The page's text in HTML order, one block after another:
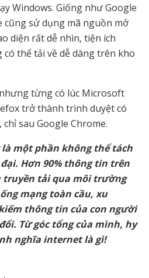
Windows. Giống như Google
cũng sử dụng mã nguồn mở
diện rất dễ nhìn, tiện ích
thể tải về dễ dàng trên kho
từng có lúc Microsoft
trở thành trình duyệt có
sau Google Chrome.
một phần không thể tách
Hơn 90% thông tin trên
truyền tải qua môi trường
mạng toàn cầu, xu
thông tin của con người
Từ góc tổng của mình, hy
nghĩa internet là gì!